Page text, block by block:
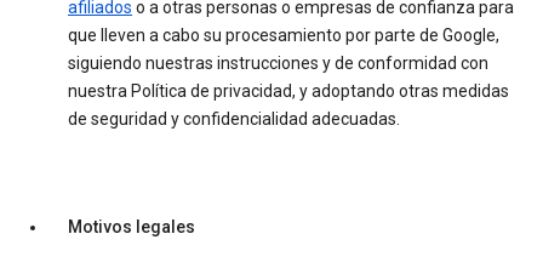
afiliados o a otras personas o empresas de confianza para
que lleven a cabo su procesamiento por parte de Google,
siguiendo nuestras instrucciones y de conformidad con
nuestra Política de privacidad, y adoptando otras medidas
de seguridad y confidencialidad adecuadas.
Motivos legales